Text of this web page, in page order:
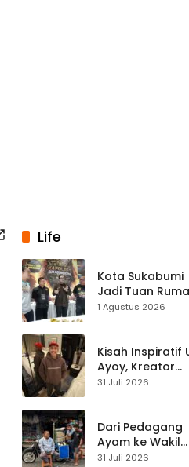
Life
Kota Sukabumi
Jadi Tuan
Kontes Batu Akik
1 Agustus 2026
Kisah Inspiratif
Ayoy, Kreator
TikTok Asal
Live Streaming
31 Juli 2026
Dari Pedagang
Ayam ke Wakil
Ketua DPRD, H.
31 Juli 2026